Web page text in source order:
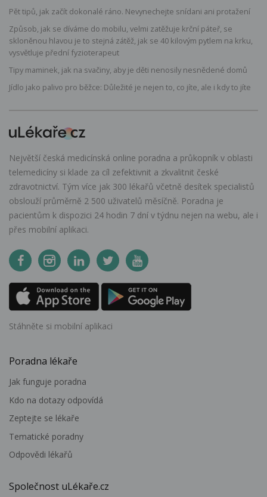
Pět tipů, jak začít dokonalé ráno. Nevynechejte snídani ani protažení
Způsob, jak se díváme do mobilu, velmi zatěžuje krční páteř, se
skloněnou hlavou je to stejná zátěž, jak se 40 kilovým pytlem na krku,
vysvětluje přední fyzioterapeut
Tipy maminek, jak na svačiny, aby je děti nenosily nesnědené domů
Jídlo jako palivo pro běžce: Důležité je nejen to, co jíte, ale i kdy to jíte
Největší česká medicínská online poradna a průkopník v oblasti
telemedicíny si klade za cíl zefektivnit a zkvalitnit české
zdravotnictví. Tým více jak 300 lékařů včetně desítek specialistů
obslouží průměrně 2 500 uživatelů měsíčně. Poradna je
pacientům k dispozici 24 hodin 7 dní v týdnu nejen na webu, ale i
přes mobilní aplikaci.
Stáhněte si mobilní aplikaci
Poradna lékaře
Jak funguje poradna
Kdo na dotazy odpovídá
Zeptejte se lékaře
Tematické poradny
Odpovědi lékařů
Společnost uLékaře.cz